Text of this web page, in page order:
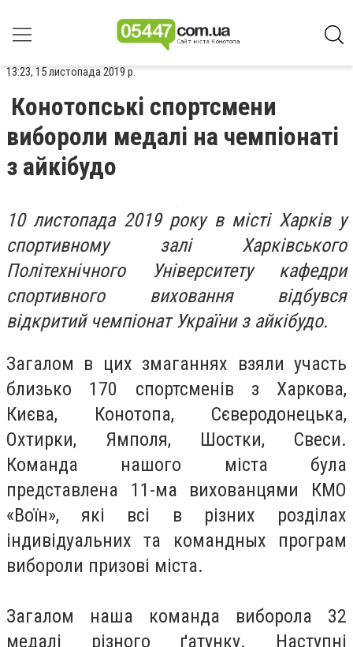
13:23, 15 листопада 2019 р.
Конотопські спортсмени
вибороли медалі на чемпіонаті
з айкібудо
10 листопада 2019 року в місті Харків у
спортивному залі Харківського
Політехнічного Університету кафедри
спортивного виховання відбувся
відкритий чемпіонат України з айкібудо.
Загалом в цих змаганнях взяли участь
близько 170 спортсменів з Харкова,
Києва, Конотопа, Сєверодонецька,
Охтирки, Ямполя, Шостки, Свеси.
Команда нашого міста була
представлена 11-ма вихованцями КМО
«Воїн», які всі в різних розділах
індивідуальних та командных програм
вибороли призові міста.
Загалом наша команда виборола 32
медалі різного ґатунку. Наступні